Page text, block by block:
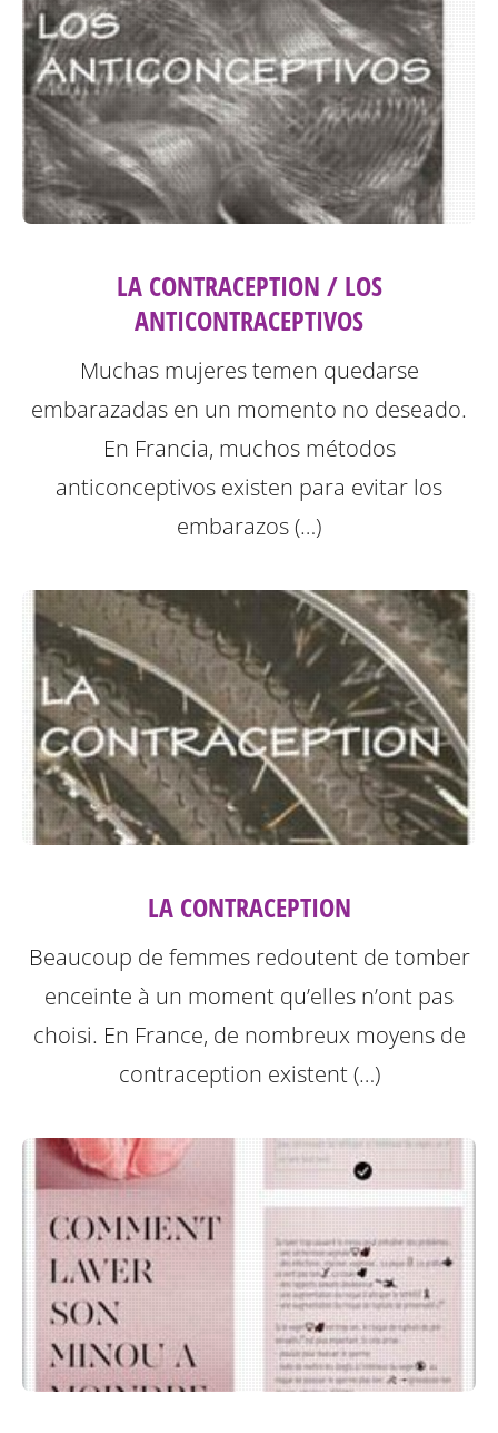
LA CONTRACEPTION / LOS
ANTICONTRACEPTIVOS
Muchas mujeres temen quedarse
embarazadas en un momento no deseado.
En Francia, muchos métodos
anticonceptivos existen para evitar los
embarazos (…)
LA CONTRACEPTION
Beaucoup de femmes redoutent de tomber
enceinte à un moment qu’elles n’ont pas
choisi. En France, de nombreux moyens de
contraception existent (…)